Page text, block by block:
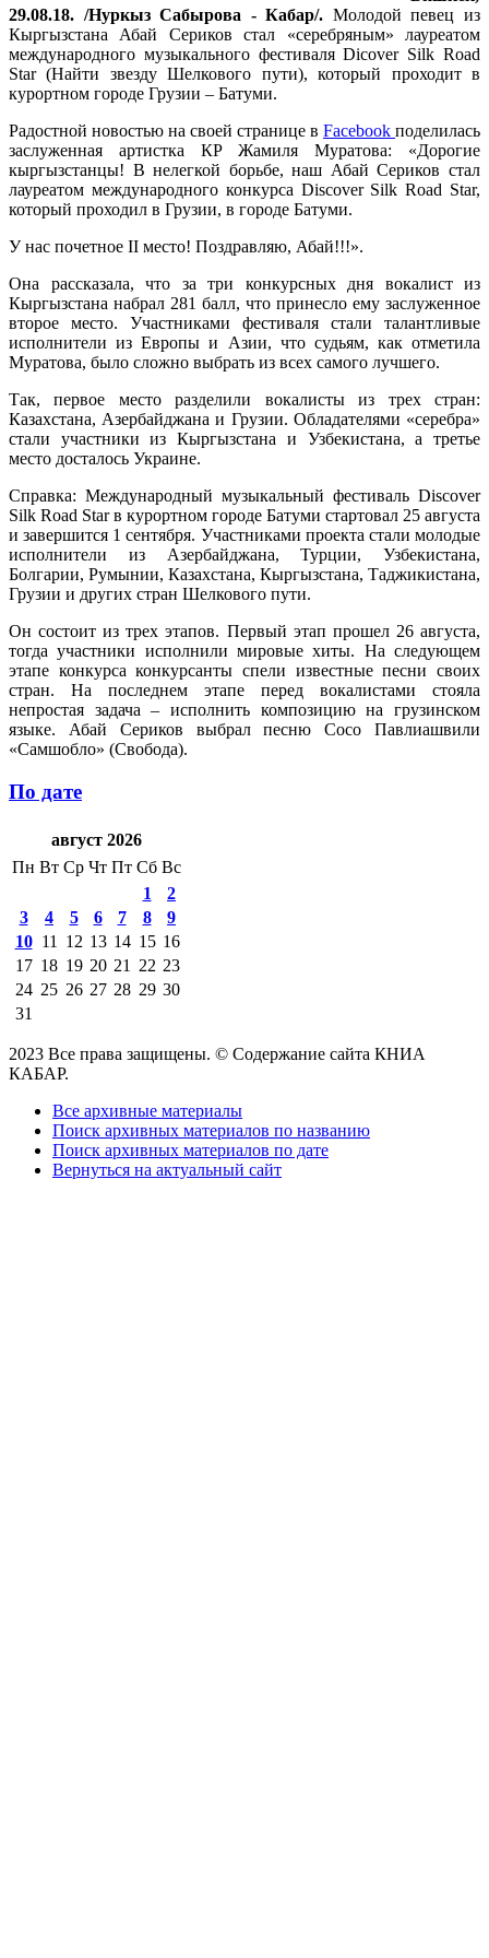
29.08.18. /Нуркыз Сабырова - Кабар/. Молодой певец из
Кыргызстана Абай Сериков стал «серебряным» лауреатом
международного музыкального фестиваля Dicover Silk Road
Star (Найти звезду Шелкового пути), который проходит в
курортном городе Грузии – Батуми.
Радостной новостью на своей странице в Facebook поделилась
заслуженная артистка КР Жамиля Муратова: «Дорогие
кыргызстанцы! В нелегкой борьбе, наш Абай Сериков стал
лауреатом международного конкурса Discover Silk Road Star,
который проходил в Грузии, в городе Батуми.
У нас почетное II место! Поздравляю, Абай!!!».
Она рассказала, что за три конкурсных дня вокалист из
Кыргызстана набрал 281 балл, что принесло ему заслуженное
второе место. Участниками фестиваля стали талантливые
исполнители из Европы и Азии, что судьям, как отметила
Муратова, было сложно выбрать из всех самого лучшего.
Так, первое место разделили вокалисты из трех стран:
Казахстана, Азербайджана и Грузии. Обладателями «серебра»
стали участники из Кыргызстана и Узбекистана, а третье
место досталось Украине.
Справка: Международный музыкальный фестиваль Discover
Silk Road Star в курортном городе Батуми стартовал 25 августа
и завершится 1 сентября. Участниками проекта стали молодые
исполнители из Азербайджана, Турции, Узбекистана,
Болгарии, Румынии, Казахстана, Кыргызстана, Таджикистана,
Грузии и других стран Шелкового пути.
Он состоит из трех этапов. Первый этап прошел 26 августа,
тогда участники исполнили мировые хиты. На следующем
этапе конкурса конкурсанты спели известные песни своих
стран. На последнем этапе перед вокалистами стояла
непростая задача – исполнить композицию на грузинском
языке. Абай Сериков выбрал песню Сосо Павлиашвили
«Самшобло» (Свобода).
По дате
август 2026
Пн Вт Ср Чт Пт Сб Вс
1
2
3
4 5 6 7 8
9
10 11 12 13 14 15 16
17 18 19 20 21 22 23
24 25 26 27 28 29 30
31
2023 Все права защищены. © Содержание сайта КНИА
КАБАР.
Все архивные материалы
Поиск архивных материалов по названию
Поиск архивных материалов по дате
Вернуться на актуальный сайт